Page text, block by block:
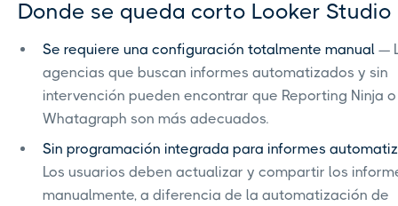
Donde se queda corto Looker Studio
Se requiere una configuración totalmente manual —
agencias que buscan informes automatizados y sin
intervención pueden encontrar que Reporting Ninja o
Whatagraph son más adecuados.
Sin programación integrada para informes
Los usuarios deben actualizar y compartir los
manualmente, a diferencia de la automatización de